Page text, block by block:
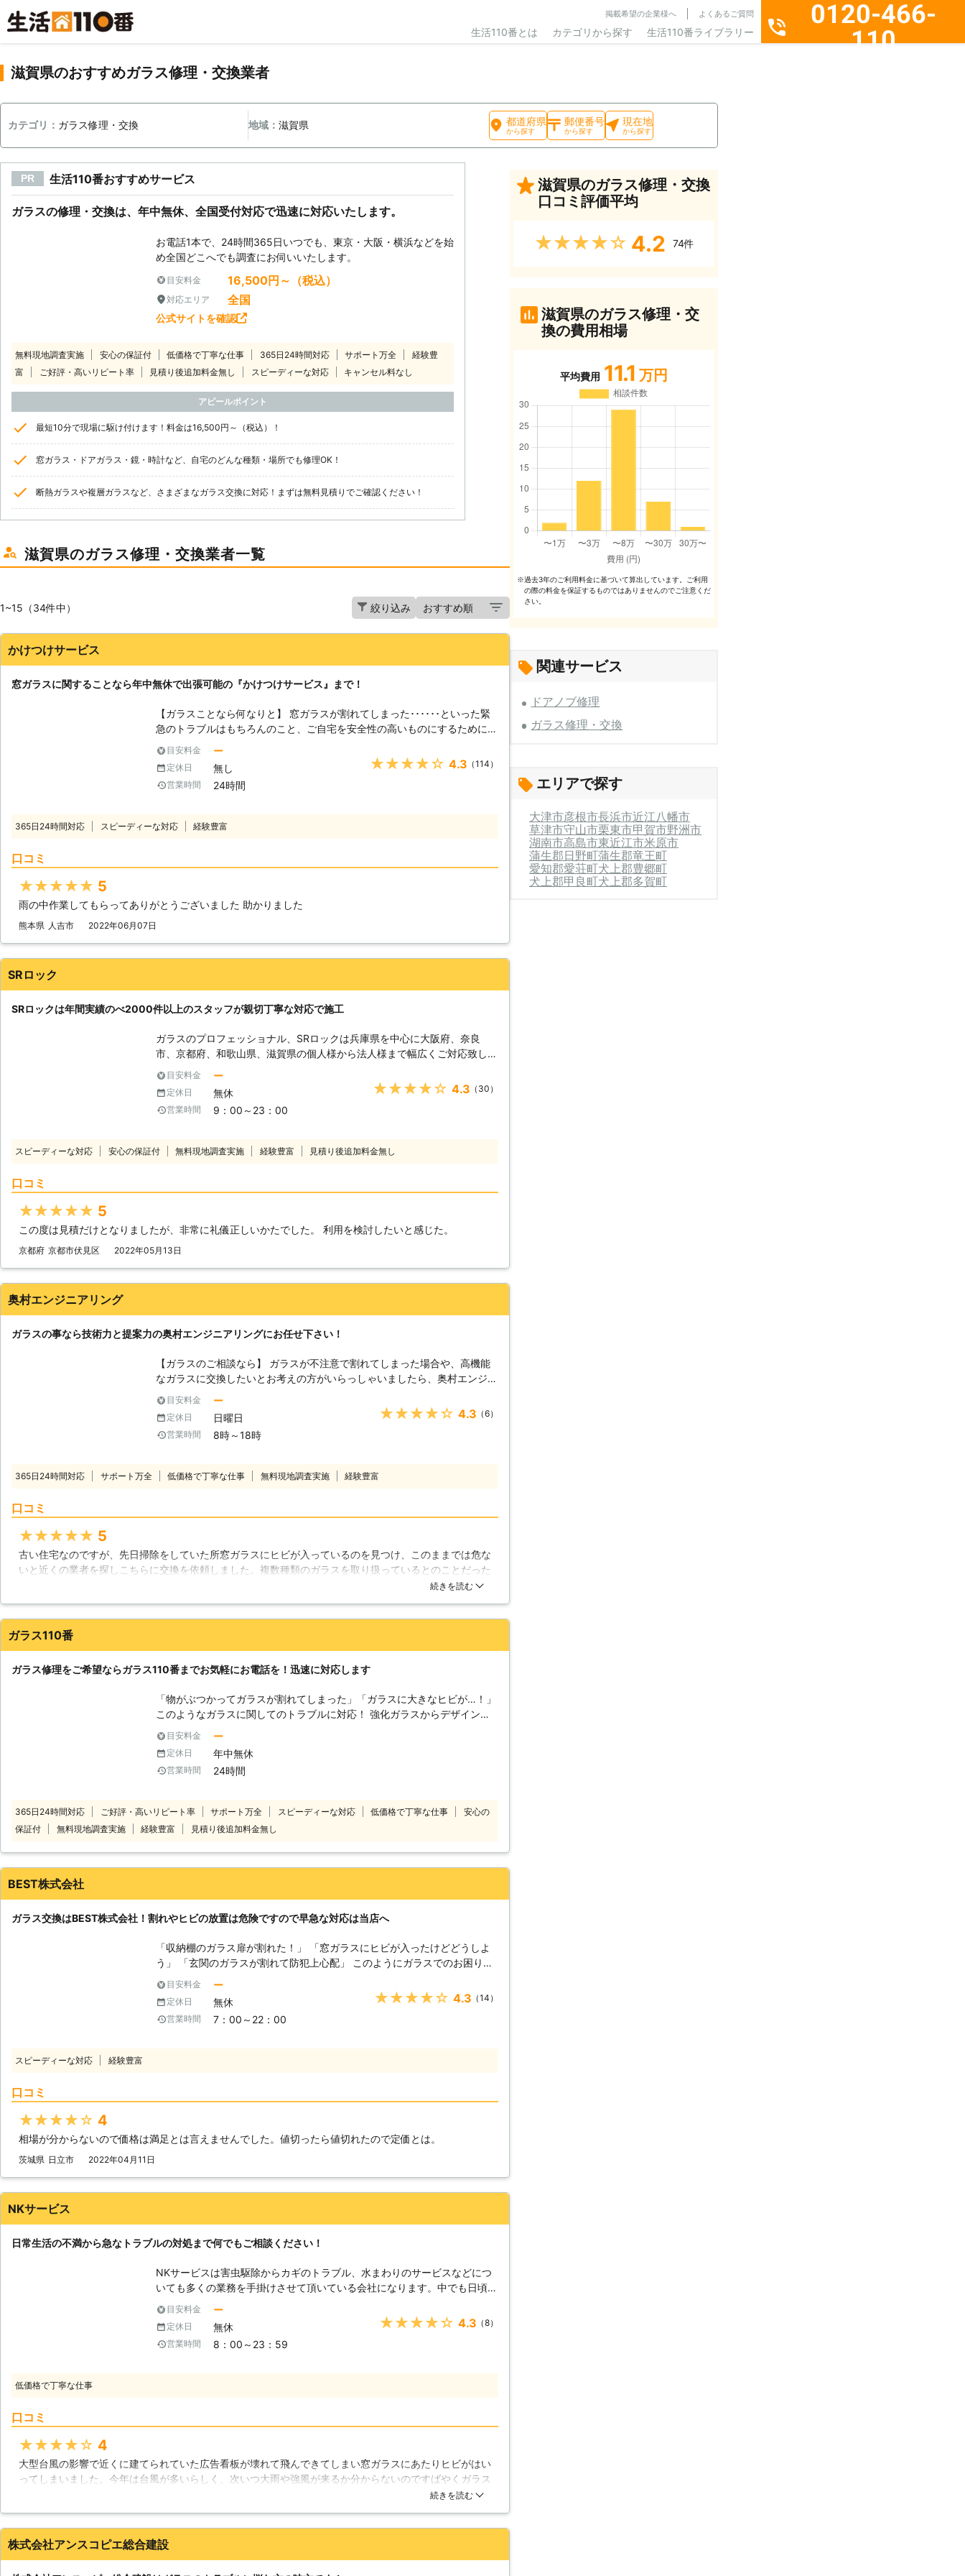
掲載希望の企業様へ よくあるご質問
生活110番とは カテゴリから探す 生活110番ライブラリー
0120-466-
110
滋賀県のおすすめガラス修理・交換業者
カテゴリ： ガラス修理・交換 地域：滋賀県 都道府県
から探す
郵便番号
から探す
現在地
から探す
PR 生活110番おすすめサービス
ガラスの修理・交換は、年中無休、全国受付対応で迅速に対応いたします。
お電話1本で、24時間365日いつでも、東京・大阪・横浜などを始
め全国どこへでも調査にお伺いいたします。
目安料金 16,500円～（税込）
対応エリア 全国
公式サイトを確認
無料現地調査実施 安心の保証付 低価格で丁寧な仕事 365日24時間対応 サポート万全
経験豊
富
ご好評・高いリピート率 見積り後追加料金無し スピーディーな対応 キャンセル料なし
アピールポイント
最短10分で現場に駆け付けます！料金は16,500円～（税込）！
窓ガラス・ドアガラス・鏡・時計など、自宅のどんな種類・場所でも修理OK！
断熱ガラスや複層ガラスなど、さまざまなガラス交換に対応！まずは無料見積りでご確認ください！
滋賀県のガラス修理・交換業者一覧
1~15（34件中） 絞り込み
かけつけサービス
窓ガラスに関することなら年中無休で出張可能の『かけつけサービス』まで！
【ガラスことなら何なりと】 窓ガラスが割れてしまった･･････といった緊
急のトラブルはもちろんのこと、ご自宅を安全性の高いものにするために防
犯性の高いガラスに変更したい、断熱性に優れたガラスに変更して暖かい家
にしたいなど、家の窓ガラスについてのご要望を承ります。 当社スタッフ
が関西圏内を中心に、365日24時間緊急出張いたします。ガラス交換のこ
となら「かけつけサービス」にお任せください！ 【ガラスのトラブルから
ケガをしてしまったり、その窓から不審者に侵入されたりと、お客様がさま
ざまな被害にあってしまう危険性があります。このような被害が拡大する前
おります。 【窓からできるセキュリティ対策】 ある調査によれば、空き巣
ご自宅の窓に関しても防犯対策を講じることが、空き巣などの犯罪を抑止す
目安料金 ー
定休日 無し
営業時間 24時間
★★★★★ 4.3 （114）
365日24時間対応 スピーディーな対応 経験豊富
口コミ
★★★★★ 5
雨の中作業してもらってありがとうございました 助かりました
熊本県 人吉市 2022年06月07日
SRロック
SRロックは年間実績のべ2000件以上のスタッフが親切丁寧な対応で施工
ガラスのプロフェッショナル、SRロックは兵庫県を中心に大阪府、奈良
市、京都府、和歌山県、滋賀県の個人様から法人様まで幅広くご対応致して
おります。 ガラスが割れたなどの緊急なご依頼も現場近くの営業所のスタ
ッフがすぐにかけつけその場で施工致します。 【ガラス修理・交換に迅速
対応】 当社の強みの一つが、最短30分で到着するスピード。即日のガラス
修理も可能です。「危ないから今すぐガラスを直してほしい！」という急な
技術】 年間実績2000件以上の経験をいかし、お客様に満足していただける
ご提案を致します。ガラス修理やガラス交換、その他、サッシの取りかえや
ロとしての責任をもち、丁寧に施工させていただきます。 【お見積りは完
ど…」とお悩みのお客様も、まずはフリーダイヤル(0120-830-863)からお
問合せください。スピーディーにご対応させていただきます。是非この機会
目安料金 ー
定休日 無休
営業時間 9：00～23：00
★★★★★ 4.3 （30）
スピーディーな対応 安心の保証付 無料現地調査実施 経験豊富 見積り後追加料金無し
口コミ
★★★★★ 5
この度は見積だけとなりましたが、非常に礼儀正しいかたでした。 利用を検討したいと感じた。
京都府 京都市伏見区 2022年05月13日
奥村エンジニアリング
ガラスの事なら技術力と提案力の奥村エンジニアリングにお任せ下さい！
【ガラスのご相談なら】 ガラスが不注意で割れてしまった場合や、高機能
なガラスに交換したいとお考えの方がいらっしゃいましたら、奥村エンジニ
アリングが何でも解決致します。窓ガラスをとおして、お客様のお役に立て
るよう毎日営業させて頂いております。 【防犯のためのガラス】 防犯性の
高いものへガラス交換するためのお問い合わせが、年々増えております。自
動車のウインドウなどにも使われている強化ガラスは、破壊に対する耐久性
に割れるという特徴があります。そのため、防犯性を高める目的にはあまり
お勧めは出来ません。それに対して、防犯ガラスは2枚のガラスの間に特殊
ラスの防犯性を高めたい時は、弊社までご相談下さい。 【ガラスの劣化】
ガラスも太陽の紫外線によって、日焼けをおこし変色してしまいます。劣化
してしまったガラスを、新しい透明度の高いガラスに交換する際は、奥村エ
目安料金 ー
定休日 日曜日
営業時間 8時～18時
★★★★★ 4.3 （6）
365日24時間対応 サポート万全 低価格で丁寧な仕事 無料現地調査実施 経験豊富
口コミ
★★★★★ 5
古い住宅なのですが、先日掃除をしていた所窓ガラスにヒビが入っているのを見つけ、このままでは危な
いと近くの業者を探しこちらに交換を依頼しました。複数種類のガラスを取り扱っているとのことだった
ので、この際だからと家全てのガラスを入れ替えることにしました。採寸の際に、細かく部屋ごとに違う
滋賀県 彦根市
続きを読む
ガラス110番
ガラス修理をご希望ならガラス110番までお気軽にお電話を！迅速に対応します
「物がぶつかってガラスが割れてしまった」「ガラスに大きなヒビが…！」
このようなガラスに関してのトラブルに対応！ 強化ガラスからデザインガ
ラスまで、どのようなガラスであろうとお任せください。 ガラス110番は、
日本全国に数多くの加盟店が提携しております。そのため各現地スタッフが
お客様の困ったを解決し、快適な生活ができるように全力サポート！ ガラ
スの修理から、窓の防犯対策や強化ガラスへの交換まで、ガラスのことで何
でなく、店舗や医院、学校、企業などのお客様にもご利用いただいておりま
す！ ガラス110番に提携している加盟店は、どのような場所や種類でも対応
可能です。 他社のガラス業者に断られた際も、ぜひガラス110番を活用くだ
さい。 お客様の満足いただける仕上がりが提供できるよう、加盟店スタッ
フ一同努めさせていただいております。 24時間365日年中無休で電話受付
目安料金 ー
定休日 年中無休
営業時間 24時間
365日24時間対応 ご好評・高いリピート率 サポート万全 スピーディーな対応 低価格で丁寧な仕事
安心の
保証付
無料現地調査実施 経験豊富 見積り後追加料金無し
BEST株式会社
ガラス交換はBEST株式会社！割れやヒビの放置は危険ですので早急な対応は当店へ
「収納棚のガラス扉が割れた！」 「窓ガラスにヒビが入ったけどどうしよ
う」 「玄関のガラスが割れて防犯上心配」 このようにガラスでのお困りご
とならBEST株式会社にお任せください！当店はお客様の「生活インフラを
整える仕事」として、全国でガラス交換など生活のトラブルを解決していま
す。全国にスタッフがいるため、多くの地域でお急ぎの対応が可能です。
ガラスの割れやヒビを放置していると防犯上よくありませんし、ケガのおそ
などのリスクがあることから、すぐにガラス修理を依頼する方は多いかと思
れが起きてしまいます。「まだ割れてないからいいかな」と放置している
ないからはやく直してほしい」このような時にも、当店にご依頼ください。
ッフが駆け付けます。 BEST株式会社はお客様のお困りごとを解決し、より
よい生活が送れるようにサポートしています。ガラスの割れやヒビは、放置
していると大変危険です。気づいたときにはガラス交換をプロに依頼しまし
ょう。「ガラスが割れた！」そんなときは当店にご依頼ください。
目安料金 ー
定休日 無休
営業時間 7：00～22：00
★★★★★ 4.3 （14）
スピーディーな対応 経験豊富
口コミ
★★★★★ 4
相場が分からないので価格は満足とは言えませんでした。値切ったら値切れたので定価とは。
茨城県 日立市 2022年04月11日
NKサービス
日常生活の不満から急なトラブルの対処まで何でもご相談ください！
NKサービスは害虫駆除からカギのトラブル、水まわりのサービスなどにつ
いても多くの業務を手掛けさせて頂いている会社になります。中でも日頃の
安全性と快適性を追求するため、防犯対策やガラス修理、交換などにつきま
してもお客様から高い評価を頂けているサービスとなります。高い施工技術
でスピード解決致しますので、不足の事態にも何なりとご相談ください。
【災害時の被害拡大】 震災や台風などに見舞われた際、大規模な被害を被
行う事はとても重要と言えるでしょう。 【ガラス交換で得られる効果
存在しています。更にはガラスフィルムとなる物なども御座いますので、ガ
ラス周りを見直す事によって得られる効果は実に多く存在すると言えるでし
ょう。小さなお子様がいらっしゃるご家庭や四季の変わり目に体調を崩しが
ちになってしまう方などは特に注意して、ガラス周りを見直し電気代の節
約、快適な空間の追求などを心掛けて見るのも良いかと思われます。
目安料金 ー
定休日 無休
営業時間 8：00～23：59
★★★★★ 4.3 （8）
低価格で丁寧な仕事
口コミ
★★★★★ 4
大型台風の影響で近くに建てられていた広告看板が壊れて飛んできてしまい窓ガラスにあたりヒビがはい
ってしまいました。今年は台風が多いらしく、次いつ大雨や強風が来るか分からないのですばやくガラス
交換してほしいと思いNKサービスさんに伝えたところ翌日には交換してもらうことができ予想以上の素
兵庫県 尼崎市 2016年12月31日
続きを読む
株式会社アンスコピエ総合建設
滋賀県のガラス修理・交換
口コミ評価平均
★★★★★ 4.2 74件
滋賀県のガラス修理・交
換の費用相場
平均費用 11.1 万円
※過去3年のご利⽤料⾦に基づいて算出しています。ご利⽤
の際の料⾦を保証するものではありませんのでご注意くだ
さい。
関連サービス
ドアノブ修理
ガラス修理・交換
エリアで探す
大津市彦根市長浜市近江八幡市
草津市守山市栗東市甲賀市野洲市
湖南市高島市東近江市米原市
蒲生郡日野町蒲生郡竜王町
愛知郡愛荘町犬上郡豊郷町
犬上郡甲良町犬上郡多賀町